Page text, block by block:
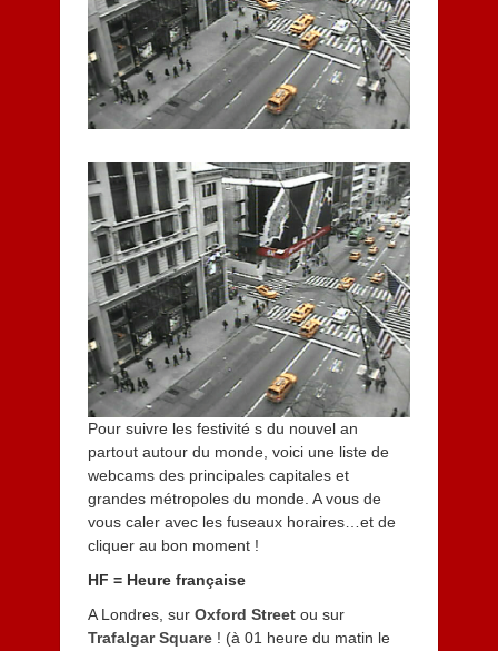
e
2
0
1
3
Pour suivre les festivité s du nouvel an
partout autour du monde, voici une liste de
webcams des principales capitales et
grandes métropoles du monde. A vous de
vous caler avec les fuseaux horaires…et de
cliquer au bon moment !
HF = Heure française
A Londres, sur Oxford Street ou sur
Trafalgar Square! (à 01 heure du matin le